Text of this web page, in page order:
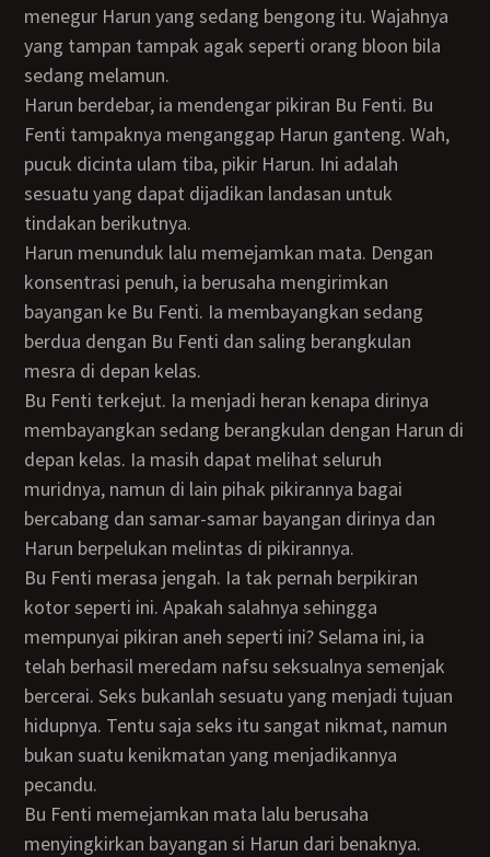
menegur Harun yang sedang bengong itu. Wajahnya
yang tampan tampak agak seperti orang bloon bila
sedang melamun.
Harun berdebar, ia mendengar pikiran Bu Fenti. Bu
Fenti tampaknya menganggap Harun ganteng. Wah,
pucuk dicinta ulam tiba, pikir Harun. Ini adalah
sesuatu yang dapat dijadikan landasan untuk
tindakan berikutnya.
Harun menunduk lalu memejamkan mata. Dengan
konsentrasi penuh, ia berusaha mengirimkan
bayangan ke Bu Fenti. Ia membayangkan sedang
berdua dengan Bu Fenti dan saling berangkulan
mesra di depan kelas.
Bu Fenti terkejut. Ia menjadi heran kenapa dirinya
membayangkan sedang berangkulan dengan Harun di
depan kelas. Ia masih dapat melihat seluruh
muridnya, namun di lain pihak pikirannya bagai
bercabang dan samar-samar bayangan dirinya dan
Harun berpelukan melintas di pikirannya.
Bu Fenti merasa jengah. Ia tak pernah berpikiran
kotor seperti ini. Apakah salahnya sehingga
mempunyai pikiran aneh seperti ini? Selama ini, ia
telah berhasil meredam nafsu seksualnya semenjak
bercerai. Seks bukanlah sesuatu yang menjadi tujuan
hidupnya. Tentu saja seks itu sangat nikmat, namun
bukan suatu kenikmatan yang menjadikannya
pecandu.
Bu Fenti memejamkan mata lalu berusaha
menyingkirkan bayangan si Harun dari benaknya.